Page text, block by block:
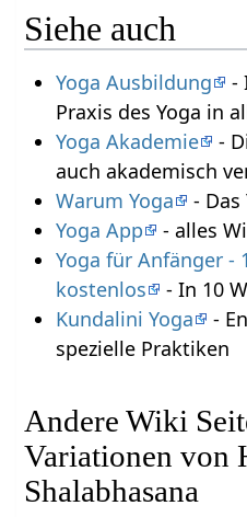
Siehe auch
Yoga Ausbildung
-
Praxis des Yoga in
Yoga Akademie
-
auch akademisch
Warum Yoga
-
Yoga App
- alles
Yoga für Anfänger -
kostenlos
- In 10
Kundalini Yoga
-
spezielle Praktiken
Andere Wiki
Variationen von
Shalabhasana